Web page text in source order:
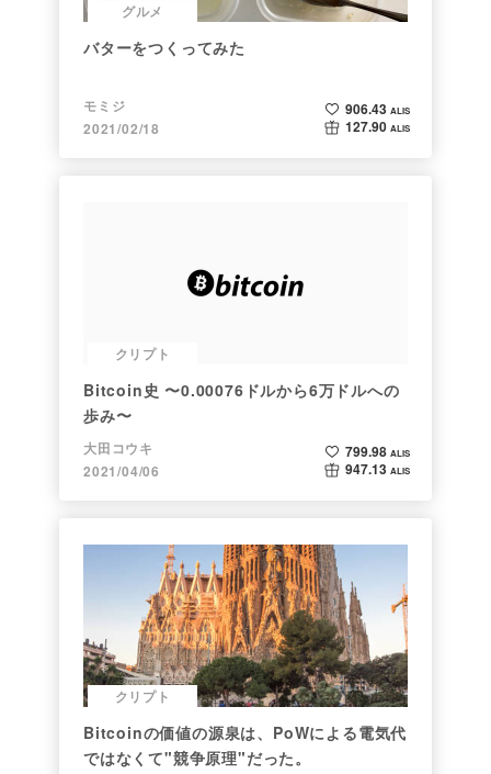
グルメ
バターをつくってみた
モミジ
2021/02/18
906.43 ALIS
127.90 ALIS
クリプト
Bitcoin史 〜0.00076ドルから6万ドルへの
歩み〜
大田コウキ
2021/04/06
799.98 ALIS
947.13 ALIS
クリプト
Bitcoinの価値の源泉は、PoWによる電気代
ではなくて"競争原理"だった。